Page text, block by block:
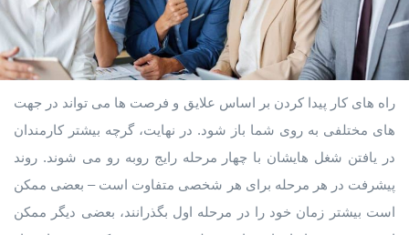
راه های کار پیدا کردن بر اساس علایق و فرصت ها می تواند در جهت
های مختلفی به روی شما باز شود. در نهایت، گرچه بیشتر کارمندان
در یافتن شغل هایشان با چهار مرحله رایج روبه رو می شوند. روند
پیشرفت در هر مرحله برای هر شخصی متفاوت است – بعضی ممکن
است بیشتر زمان خود را در مرحله اول بگذرانند، بعضی دیگر ممکن